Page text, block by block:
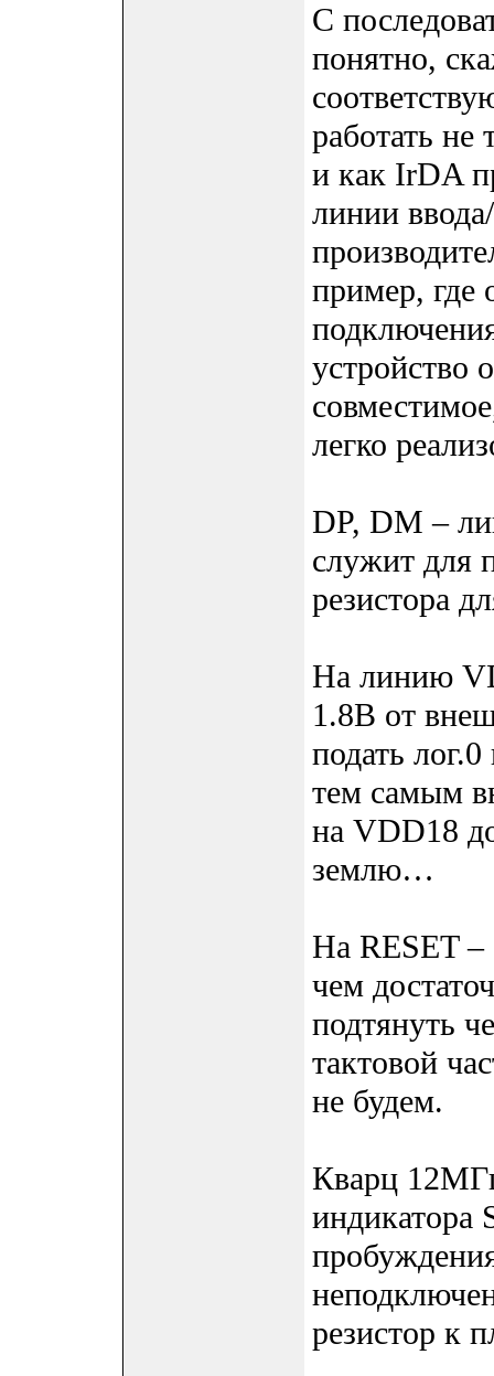
С
понятно,
работать не
и как IrDA
линии
пример, где
устройство
легко
DP, DM –
служит для
резистора
На линию
1.8В от
подать
тем самым
на VDD18
землю…
На RESET –
чем
подтянуть
тактовой
не будем.
Кварц
индикатора
резистор к